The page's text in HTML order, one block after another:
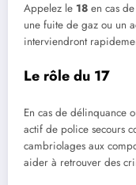
Appelez le 18 en cas
une fuite de gaz ou un
interviendront
Le rôle du 17
En cas de délinquance
actif de police secours
cambriolages aux
aider à retrouver des